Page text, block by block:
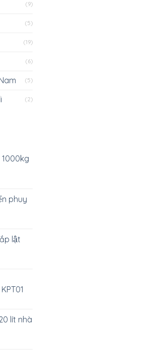
(9)
(5)
(19)
(6)
(5)
(2)
phuy
lật
lít nhà